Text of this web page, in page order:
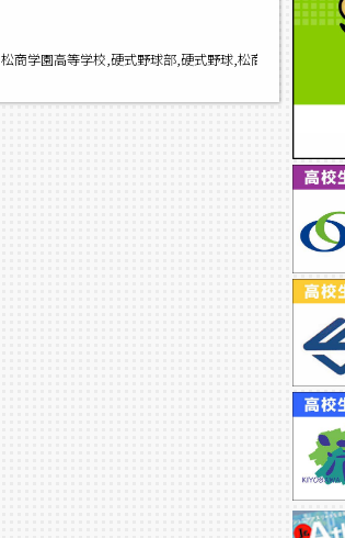
松商学園高等学校,硬式野球部,硬式野球,松商学園高校,松